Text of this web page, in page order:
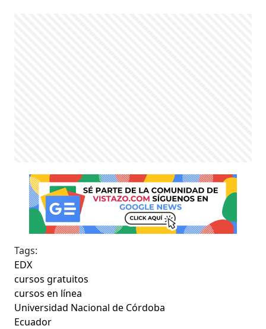
Tags:
EDX
cursos gratuitos
cursos en línea
Universidad Nacional de Córdoba
Ecuador